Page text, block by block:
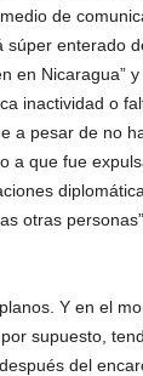
de
súper enterado
en Nicaragua”
inactividad o
a pesar de no
a que fue
otras
Y en el
supuesto,
del